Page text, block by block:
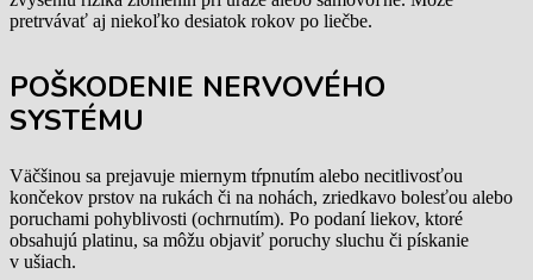
pretrvávať aj niekoľko desiatok rokov po liečbe.
POŠKODENIE NERVOVÉHO
SYSTÉMU
Väčšinou sa prejavuje miernym tŕpnutím alebo necitlivosťou
končekov prstov na rukách či na nohách, zriedkavo bolesťou alebo
poruchami pohyblivosti (ochrnutím). Po podaní liekov, ktoré
obsahujú platinu, sa môžu objaviť poruchy sluchu či pískanie
v ušiach.